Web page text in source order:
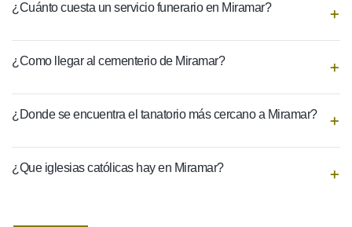
¿Cuánto cuesta un servicio funerario en Miramar?
¿Como llegar al cementerio de Miramar?
¿Donde se encuentra el tanatorio más cercano a Miramar?
¿Que iglesias católicas hay en Miramar?